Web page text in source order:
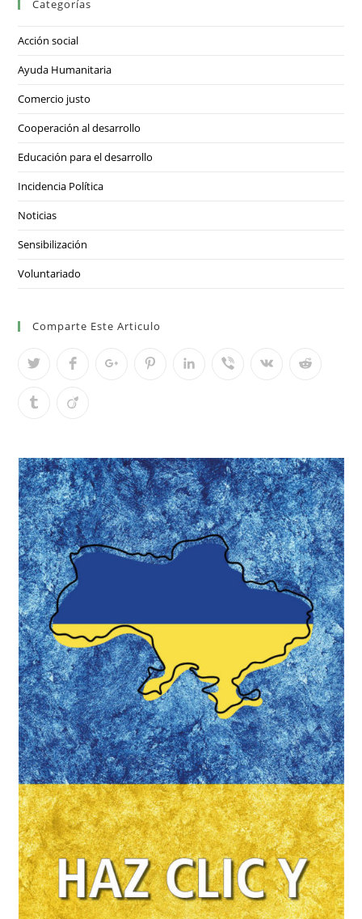
Categorías
Acción social
Ayuda Humanitaria
Comercio justo
Cooperación al desarrollo
Educación para el desarrollo
Incidencia Política
Noticias
Sensibilización
Voluntariado
Comparte Este Articulo